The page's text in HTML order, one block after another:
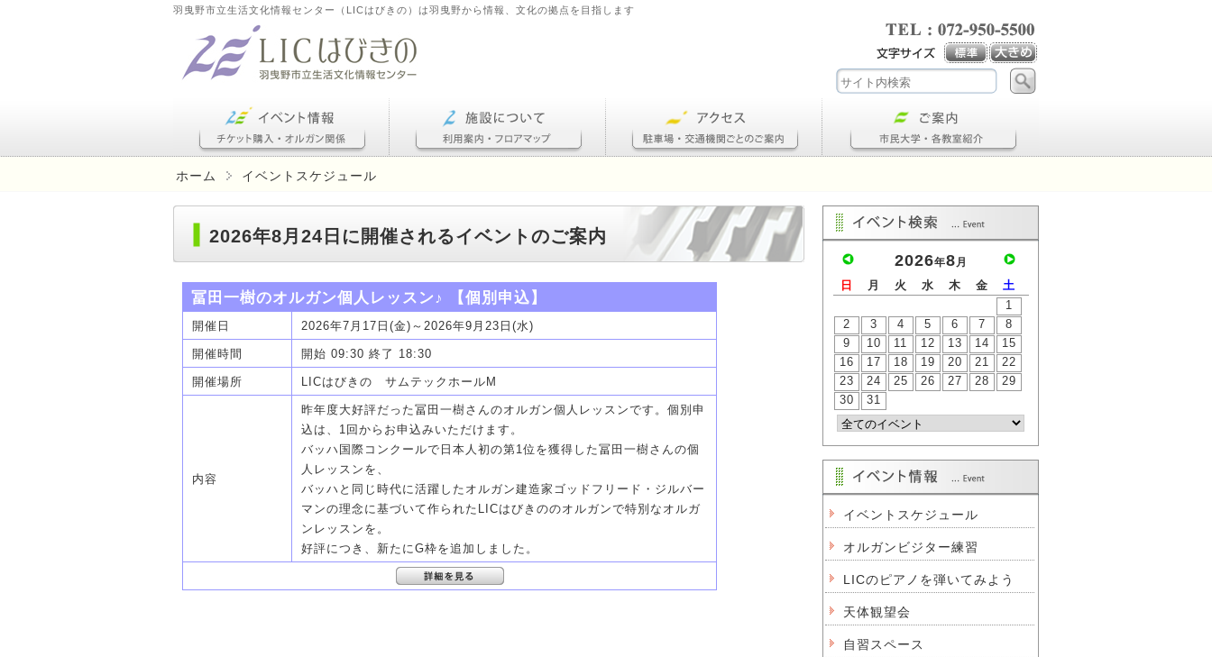
羽曳野市立生活文化情報センター（LICはびきの）は羽曳野から情報、文化の拠点を目指します
ホーム イベントスケジュール
2026年8月24日に開催されるイベントのご案内
冨田一樹のオルガン個人レッスン♪ 【個別申込】
開催日 2026年7月17日(金)～2026年9月23日(水)
開催時間 開始 09:30 終了 18:30
開催場所 LICはびきの サムテックホールM
内容
昨年度大好評だった冨田一樹さんのオルガン個人レッスンです。個別申
込は、1回からお申込みいただけます。
バッハ国際コンクールで日本人初の第1位を獲得した冨田一樹さんの個
人レッスンを、
バッハと同じ時代に活躍したオルガン建造家ゴッドフリード・ジルバー
マンの理念に基づいて作られたLICはびきののオルガンで特別なオルガ
ンレッスンを。
好評につき、新たにG枠を追加しました。
2026年8月
日
月 火 水 木 金
土
1
2
3 4 5 6 7
8
9
10 11 12 13 14
15
16
17 18 19 20 21
22
23
24 25 26 27 28
29
30
31
イベントスケジュール
オルガンビジター練習
LICのピアノを弾いてみよう
天体観望会
自習スペース